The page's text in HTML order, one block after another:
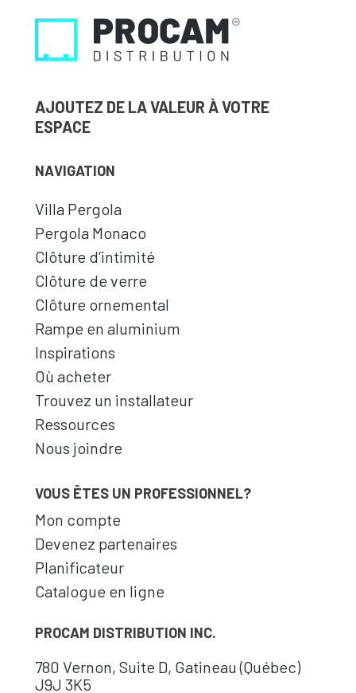
AJOUTEZ DE LA VALEUR À VOTRE
ESPACE
NAVIGATION
Villa Pergola
Pergola Monaco
Clôture d’intimité
Clôture de verre
Clôture ornemental
Rampe en aluminium
Inspirations
Où acheter
Trouvez un installateur
Ressources
Nous joindre
VOUS ÊTES UN PROFESSIONNEL?
Mon compte
Devenez partenaires
Planificateur
Catalogue en ligne
PROCAM DISTRIBUTION INC.
780 Vernon, Suite D, Gatineau (Québec)
J9J 3K5